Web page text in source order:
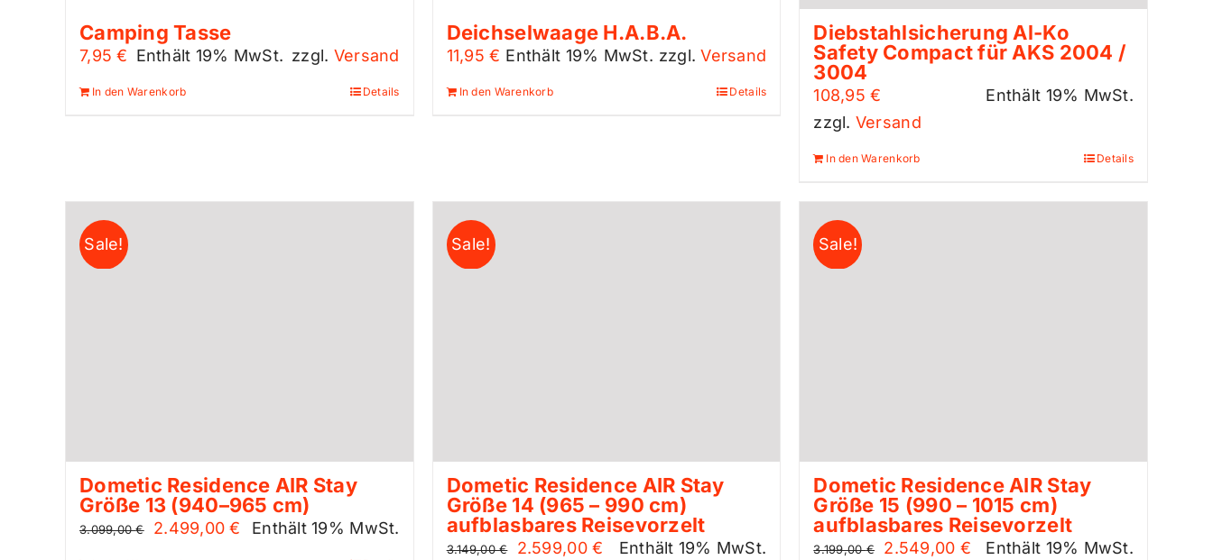
Camping Tasse
7,95€ Enthält 19% MwSt. zzgl. Versand
In den Warenkorb Details
Deichselwaage H.A.B.A.
11,95€ Enthält 19% MwSt. zzgl.Versand
In den Warenkorb Details
Diebstahlsicherung Al-Ko
Safety Compact für AKS 2004 /
3004
108,95€
Enthält 19% MwSt.
zzgl. Versand
In den Warenkorb Details
Sale!
Dometic Residence AIR Stay
Größe 13 (940–965 cm)
3.099,00€
Ursprünglicher
2.499,00€ Aktueller
Enthält 19% MwSt.
Sale!
Dometic Residence AIR Stay
Größe 14 (965 – 990 cm)
aufblasbares Reisevorzelt
3.149,00€
Ursprünglicher
2.599,00€ Aktueller
Enthält 19% MwSt.
Sale!
Dometic Residence AIR Stay
Größe 15 (990 – 1015 cm)
aufblasbares Reisevorzelt
3.199,00€
Ursprünglicher
2.549,00 € Aktueller
Enthält 19% MwSt.